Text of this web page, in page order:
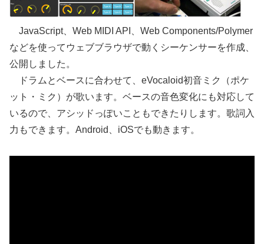
JavaScript、Web MIDI API、Web Components/Polymer
などを使ってウェブブラウザで動くシーケンサーを作成、
公開しました。
ドラムとベースに合わせて、eVocaloid初音ミク（ポケ
ット・ミク）が歌います。ベースの音色変化にも対応して
いるので、アシッドっぽいこともできたりします。歌詞入
力もできます。Android、iOSでも動きます。